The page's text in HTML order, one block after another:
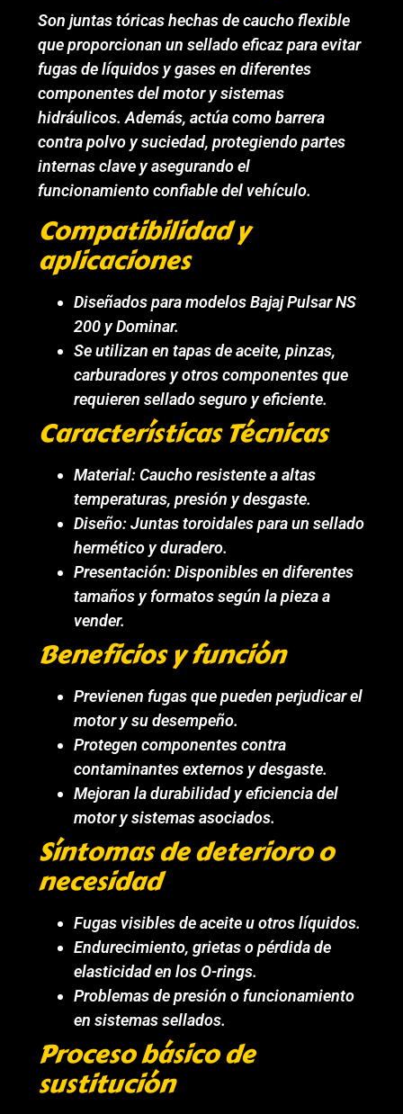
Son juntas tóricas hechas de caucho flexible
que proporcionan un sellado eficaz para evitar
fugas de líquidos y gases en diferentes
componentes del motor y sistemas
hidráulicos. Además, actúa como barrera
contra polvo y suciedad, protegiendo partes
internas clave y asegurando el
funcionamiento confiable del vehículo.
Compatibilidad y
aplicaciones
Diseñados para modelos Bajaj Pulsar NS
200 y Dominar.
Se utilizan en tapas de aceite, pinzas,
carburadores y otros componentes que
requieren sellado seguro y eficiente.
Características Técnicas
Material: Caucho resistente a altas
temperaturas, presión y desgaste.
Diseño: Juntas toroidales para un sellado
hermético y duradero.
Presentación: Disponibles en diferentes
tamaños y formatos según la pieza a
vender.
Beneficios y función
Previenen fugas que pueden perjudicar el
motor y su desempeño.
Protegen componentes contra
contaminantes externos y desgaste.
Mejoran la durabilidad y eficiencia del
motor y sistemas asociados.
Síntomas de deterioro o
necesidad
Fugas visibles de aceite u otros líquidos.
Endurecimiento, grietas o pérdida de
elasticidad en los O-rings.
Problemas de presión o funcionamiento
en sistemas sellados.
Proceso básico de
sustitución